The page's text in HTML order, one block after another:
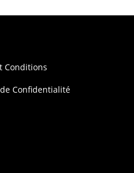
Conditions
Confidentialité